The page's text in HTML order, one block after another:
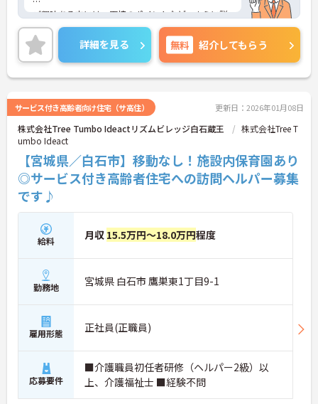
ご興味ある方には、面接のポイントなど、さらに詳
細をお話致しますのでお気軽にご相談ください。
詳細を見る 無料 紹介してもらう
サービス付き高齢者向け住宅（サ高住） 更新日：2026年01月08日
株式会社Tree Tumbo Ideactリズムビレッジ白石蔵王
株式会社Tree T
umbo Ideact
【宮城県／白石市】移動なし！施設内保育園あり
◎サービス付き高齢者住宅への訪問ヘルパー募集
です♪
給料 月収 15.5万円～18.0万円程度
勤務地 宮城県 白石市 鷹巣東1丁目9-1
雇用形態 正社員(正職員)
応募要件
■介護職員初任者研修（ヘルパー2級）以
上、介護福祉士 ■経験不問